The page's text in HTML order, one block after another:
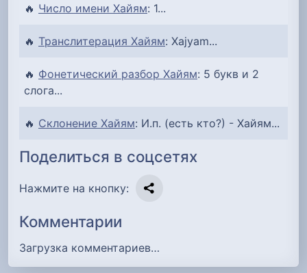
🔥 Число имени Хайям: 1...
🔥 Транслитерация Хайям: Xajyam...
🔥 Фонетический разбор Хайям: 5 букв и 2
слога...
🔥 Склонение Хайям: И.п. (есть кто?) - Хайям...
Поделиться в соцсетях
Нажмите на кнопку:
Комментарии
Загрузка комментариев…